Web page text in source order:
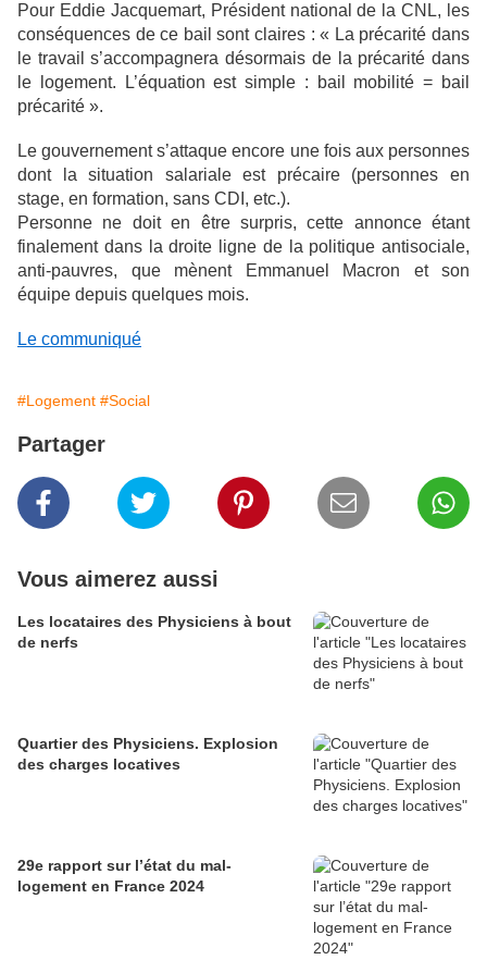
Pour Eddie Jacquemart, Président national de la CNL, les
conséquences de ce bail sont claires : « La précarité dans
le travail s’accompagnera désormais de la précarité dans
le logement. L’équation est simple : bail mobilité = bail
précarité ».
Le gouvernement s’attaque encore une fois aux personnes
dont la situation salariale est précaire (personnes en
stage, en formation, sans CDI, etc.).
Personne ne doit en être surpris, cette annonce étant
finalement dans la droite ligne de la politique antisociale,
anti-pauvres, que mènent Emmanuel Macron et son
équipe depuis quelques mois.
Le communiqué
#Logement #Social
Partager
Vous aimerez aussi
Les locataires des Physiciens à bout
de nerfs
Quartier des Physiciens. Explosion
des charges locatives
29e rapport sur l’état du mal-
logement en France 2024